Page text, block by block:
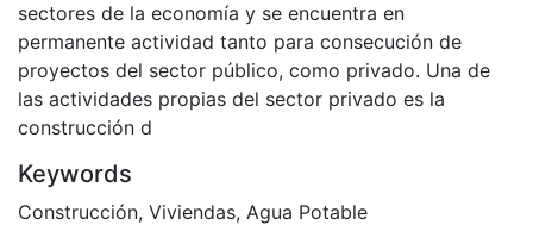
sectores de la economía y se encuentra en
permanente actividad tanto para consecución de
proyectos del sector público, como privado. Una de
las actividades propias del sector privado es la
construcción d
Keywords
Construcción, Viviendas, Agua Potable